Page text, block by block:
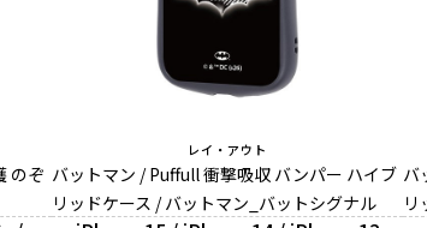
のぞ
レイ・アウト
バットマン / Puffull 衝撃吸収 バンパー ハイブ
リッドケース / バットマン_バットシグナル
バ